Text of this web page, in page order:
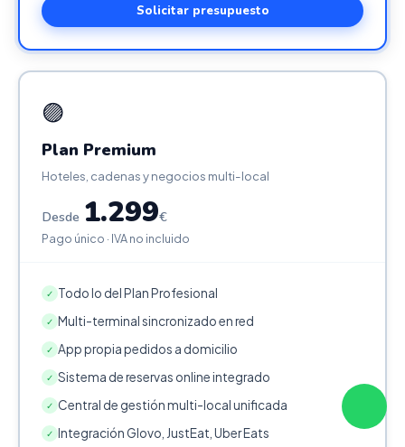
Solicitar presupuesto
🟣
Plan Premium
Hoteles, cadenas y negocios multi-local
Desde 1.299€
Pago único · IVA no incluido
✓ Todo lo del Plan Profesional
✓ Multi-terminal sincronizado en red
✓ App propia pedidos a domicilio
✓ Sistema de reservas online integrado
✓ Central de gestión multi-local unificada
✓ Integración Glovo, JustEat, Uber Eats